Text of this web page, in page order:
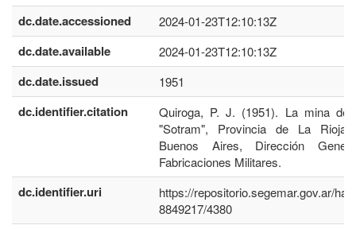
dc.date.accessioned 2024-01-23T12:10:13Z
dc.date.available 2024-01-23T12:10:13Z
dc.date.issued 1951
dc.identifier.citation
Quiroga, P. J. (1951). La mina de
"Sotram", Provincia de La
Buenos Aires, Dirección
Fabricaciones Militares.
dc.identifier.uri
https://repositorio.segemar.gov.ar/
8849217/4380